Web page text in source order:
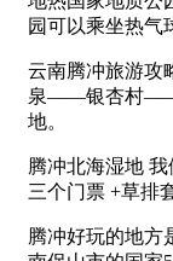
园可以乘坐热气
云南腾冲旅游
泉——银杏村——
地。
腾冲北海湿地
三个门票 +草排
腾冲好玩的地方